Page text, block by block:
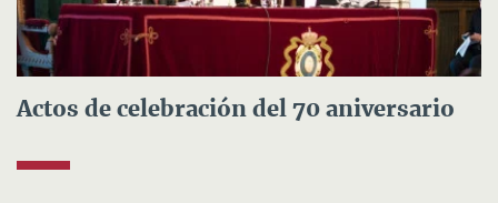
Actos de celebración del 70 aniversario